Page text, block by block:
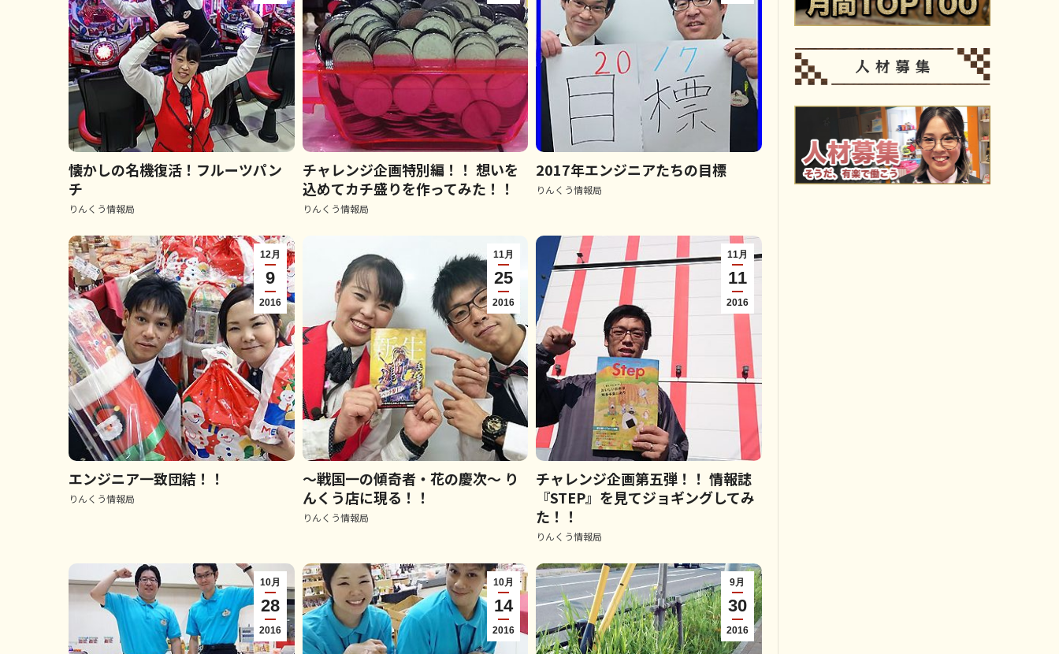
懐かしの名機復活！フルーツパン
チ
りんくう情報局
チャレンジ企画特別編！！ 想いを
込めてカチ盛りを作ってみた！！
りんくう情報局
2017年エンジニアたちの目標
りんくう情報局
12月
9
2016
エンジニア一致団結！！
りんくう情報局
11月
25
2016
～戦国一の傾奇者・花の慶次～ り
んくう店に現る！！
りんくう情報局
11月
11
2016
チャレンジ企画第五弾！！ 情報誌
『STEP』を見てジョギングしてみ
た！！
りんくう情報局
10月
28
2016
10月
14
2016
9月
30
2016